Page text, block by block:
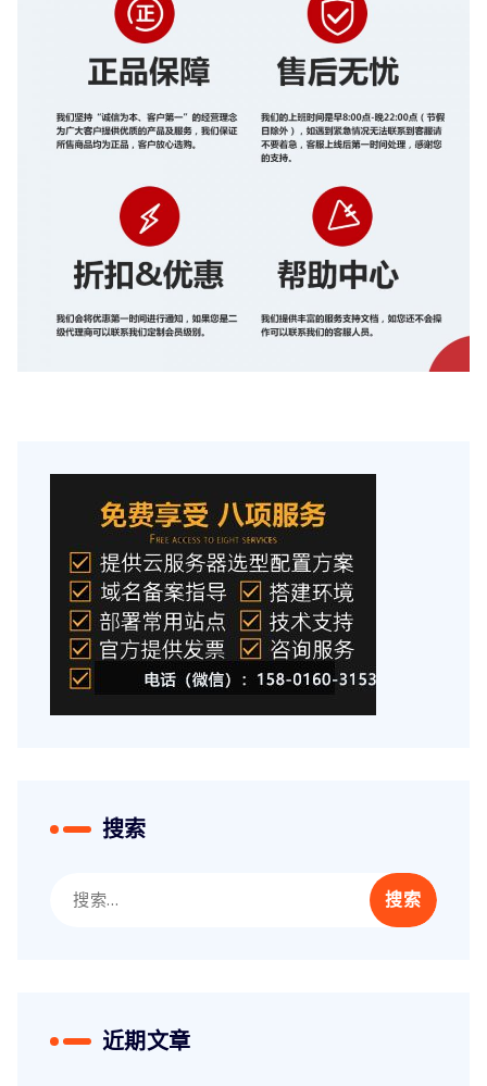
搜索
索：
近期文章